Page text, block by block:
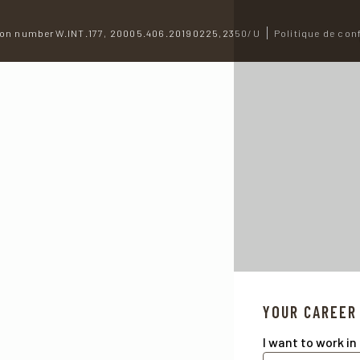
YOUR
I want to work
numberW.INT.177, 20005.406.20190225,2350/U Politique de